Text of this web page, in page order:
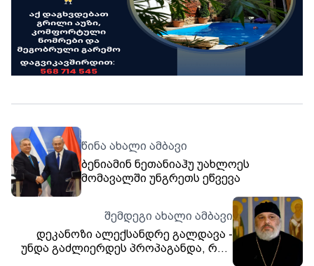
წინა ახალი ამბავი
ბენიამინ ნეთანიაჰუ უახლოეს
მომავალში უნგრეთს ეწვევა
შემდეგი ახალი ამბავი
დეკანოზი ალექსანდრე გალდავა -
უნდა გაძლიერდეს პროპაგანდა, რომ